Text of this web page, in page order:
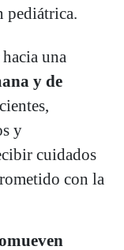
pediátrica.
una
y de
y
cuidados
con la